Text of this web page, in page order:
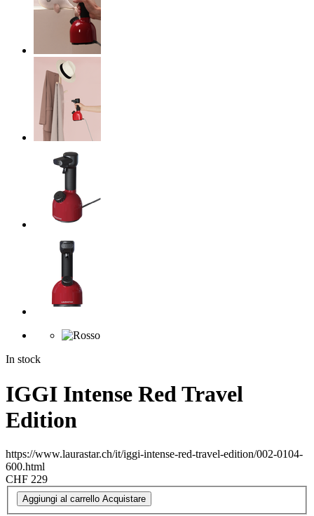
In stock
IGGI Intense Red Travel
Edition
https://www.laurastar.ch/it/iggi-intense-red-travel-edition/002-0104-
600.html
CHF 229
Aggiungi al carrello Acquistare